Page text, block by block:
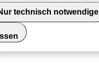
technisch notwendige